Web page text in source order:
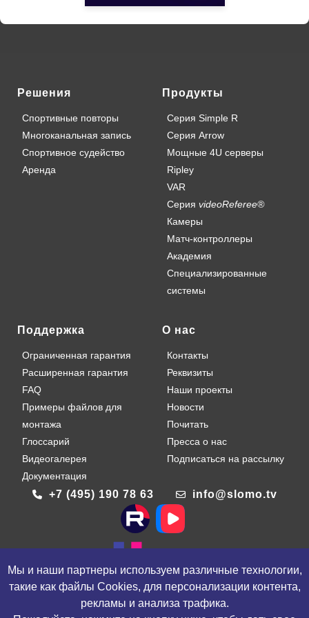
© ООО «ПЕЛ», 2005 –2026.
Все права защищены. Все торговые марки и названия являются
Решения
Спортивные повторы
Многоканальная запись
Спортивное судейство
Аренда
Продукты
Серия Simple R
Серия Arrow
Мощные 4U серверы
Ripley
VAR
Серия videoReferee®
Камеры
Матч-контроллеры
Академия
Специализированные
системы
Поддержка
Ограниченная гарантия
Расширенная гарантия
FAQ
Примеры файлов для
монтажа
Глоссарий
Видеогалерея
Документация
О нас
Контакты
Реквизиты
Наши проекты
Новости
Почитать
Пресса о нас
Подписаться на рассылку
+7 (495) 190 78 63 info@slomo.tv
Мы и наши партнеры используем различные технологии,
такие как файлы Cookies, для персонализации контента,
рекламы и анализа трафика.